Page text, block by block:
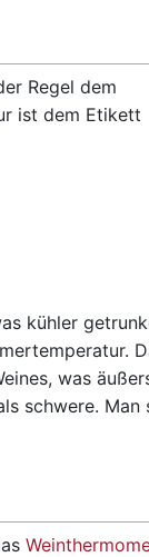
Regel dem
ist dem Etikett
kühler
was
schwere.